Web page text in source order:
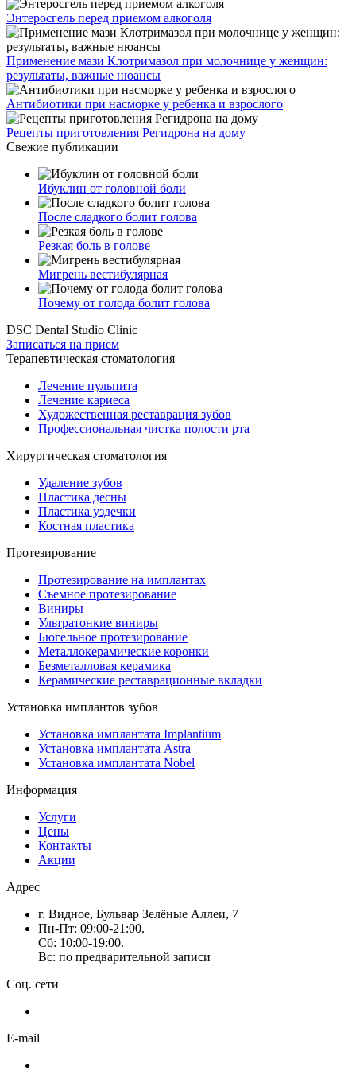
Энтеросгель перед приемом алкоголя
Применение мази Клотримазол при молочнице у женщин:
результаты, важные нюансы
Антибиотики при насморке у ребенка и взрослого
Рецепты приготовления Регидрона на дому
Свежие публикации
Ибуклин от головной боли
После сладкого болит голова
Резкая боль в голове
Мигрень вестибулярная
Почему от голода болит голова
DSC Dental Studio Clinic
Записаться на прием
Терапевтическая стоматология
Лечение пульпита
Лечение кариеса
Художественная реставрация зубов
Профессиональная чистка полости рта
Хирургическая стоматология
Удаление зубов
Пластика десны
Пластика уздечки
Костная пластика
Протезирование
Протезирование на имплантах
Съемное протезирование
Виниры
Ультратонкие виниры
Бюгельное протезирование
Металлокерамические коронки
Безметалловая керамика
Керамические реставрационные вкладки
Установка имплантов зубов
Установка имплантата Implantium
Установка имплантата Astra
Установка имплантата Nobel
Информация
Услуги
Цены
Контакты
Акции
Адрес
г. Видное, Бульвар Зелёные Аллеи, 7
Пн-Пт: 09:00-21:00.
Сб: 10:00-19:00.
Вс: по предварительной записи
Соц. сети
E-mail